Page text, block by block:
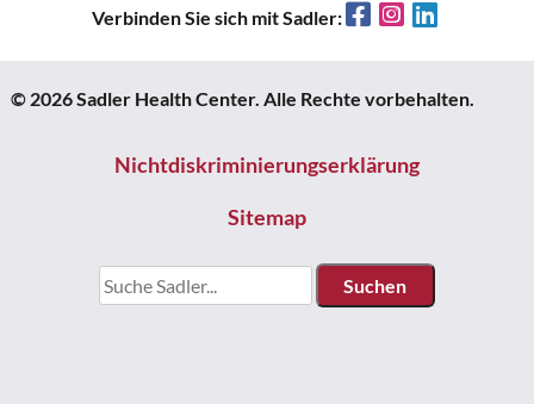
Verbinden Sie sich mit Sadler: FacebookInstagram
© 2026 Sadler Health Center. Alle Rechte vorbehalten.
Nichtdiskriminierungserklärung
Sitemap
Suchen: